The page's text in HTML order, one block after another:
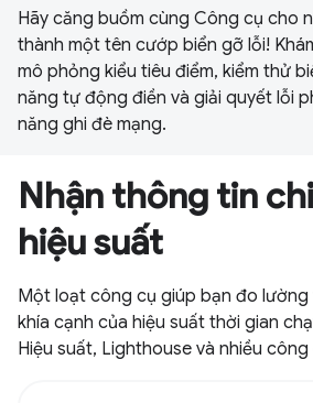
Hãy căng buồm cùng Công cụ cho
thành một tên cướp biển gỡ lỗi!
mô phỏng kiểu tiêu điểm, kiểm thử
năng tự động điền và giải quyết lỗi
năng ghi đè mạng.
Nhận thông tin
hiệu suất
Một loạt công cụ giúp bạn đo lường
khía cạnh của hiệu suất thời gian
Hiệu suất, Lighthouse và nhiều công